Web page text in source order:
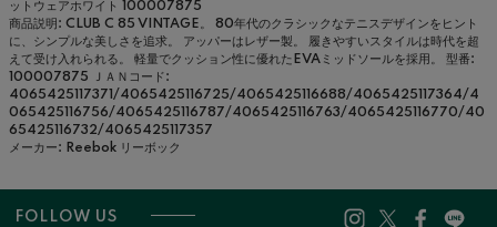
ットウェアホワイト 100007875
商品説明: CLUB C 85 VINTAGE。 80年代のクラシックなテニスデザインをヒント
に、シンプルな美しさを追求。 アッパーはレザー製。 履きやすいスタイルは時代を超
えて受け入れられる。 軽量でクッション性に優れたEVAミッドソールを採用。
型番:
100007875 ＪＡＮコード:
4065425117371/4065425116725/4065425116688/4065425117364/4
065425116756/4065425116787/4065425116763/4065425116770/40
65425116732/4065425117357
メーカー: Reebok リーボック
FOLLOW US